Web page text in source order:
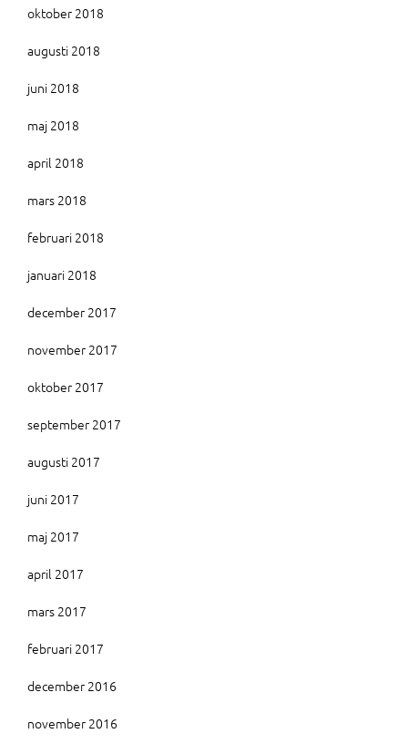
oktober 2018
augusti 2018
juni 2018
maj 2018
april 2018
mars 2018
februari 2018
januari 2018
december 2017
november 2017
oktober 2017
september 2017
augusti 2017
juni 2017
maj 2017
april 2017
mars 2017
februari 2017
december 2016
november 2016